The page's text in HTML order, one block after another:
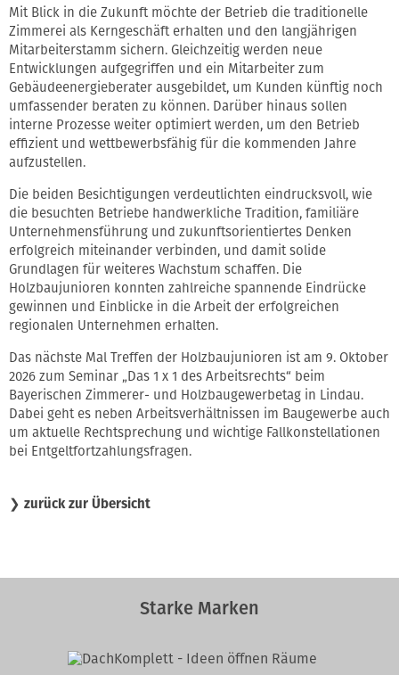
Mit Blick in die Zukunft möchte der Betrieb die traditionelle
Zimmerei als Kerngeschäft erhalten und den langjährigen
Mitarbeiterstamm sichern. Gleichzeitig werden neue
Entwicklungen aufgegriffen und ein Mitarbeiter zum
Gebäudeenergieberater ausgebildet, um Kunden künftig noch
umfassender beraten zu können. Darüber hinaus sollen
interne Prozesse weiter optimiert werden, um den Betrieb
effizient und wettbewerbsfähig für die kommenden Jahre
aufzustellen.
Die beiden Besichtigungen verdeutlichten eindrucksvoll, wie
die besuchten Betriebe handwerkliche Tradition, familiäre
Unternehmensführung und zukunftsorientiertes Denken
erfolgreich miteinander verbinden, und damit solide
Grundlagen für weiteres Wachstum schaffen. Die
Holzbaujunioren konnten zahlreiche spannende Eindrücke
gewinnen und Einblicke in die Arbeit der erfolgreichen
regionalen Unternehmen erhalten.
Das nächste Mal Treffen der Holzbaujunioren ist am 9. Oktober
2026 zum Seminar „Das 1 x 1 des Arbeitsrechts“ beim
Bayerischen Zimmerer- und Holzbaugewerbetag in Lindau.
Dabei geht es neben Arbeitsverhältnissen im Baugewerbe auch
um aktuelle Rechtsprechung und wichtige Fallkonstellationen
bei Entgeltfortzahlungsfragen.
❯ zurück zur Übersicht
Starke Marken